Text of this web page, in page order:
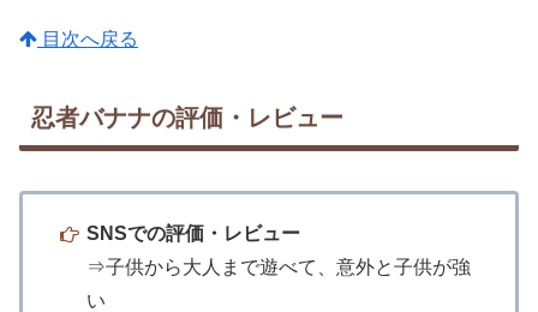
目次へ戻る
忍者バナナの評価・レビュー
SNSでの評価・レビュー
⇒子供から大人まで遊べて、意外と子供が強
い